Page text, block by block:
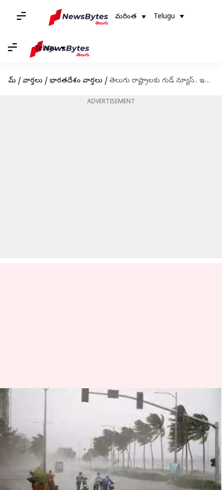
మరింత Telugu
Telugu
హోమ్ / వార్తలు / భారతదేశం వార్తలు / తెలుగు రాష్ట్రాలకు గుడ్ న్యూస్.. ఇవాళ రేపు తేలికపాటి జల్లులు కురిసే అవకాశం
ADVERTISEMENT
తెలుగు రాష్ట్రాలకు గుడ్ న్యూస్..
ఇవాళ రేపు తేలికపాటి జల్లులు
కురిసే అవకాశం
TEJAVYAS BESTHA Jun 09, 2023 10:13 am
ఈ వార్తాకథనం ఏంటి